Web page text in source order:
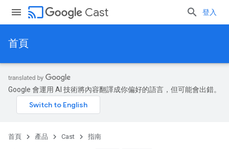
cast Cast 登入
首頁
Google 會運用 AI 技術將內容翻譯成你偏好的語言，但可能會出錯。
首頁 產品 Cast 指南